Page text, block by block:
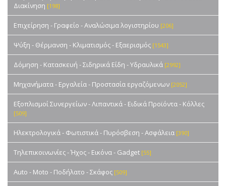
Διακίνηση [198]
Επιχείρηση - Γραφείο - Αναλώσιμα λογιστηρίου [206]
Ψύξη - Θέρμανση - Κλιματισμός - Εξαερισμός [1543]
Δόμηση - Κατασκευή - Σιδηρικά Είδη - Υδραυλικά [2992]
Μηχανήματα - Εργαλεία - Προστασία εργαζόμενων [2052]
Εξοπλισμοί Συνεργείων - Λιπαντικά - Ειδικά Προϊόντα - Κόλλες
[509]
Ηλεκτρολογικά - Φωτιστικά - Πυρόσβεση - Ασφάλεια [390]
Τηλεπικοινωνίες - Ήχος - Εικόνα - Gadget [55]
Auto - Moto - Ποδήλατο - Σκάφος [509]